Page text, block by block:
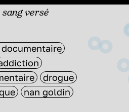
versé
drogue
nan goldin